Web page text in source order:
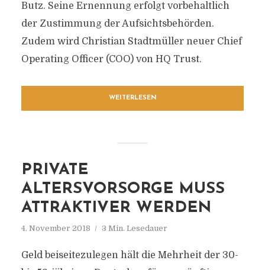
Butz. Seine Ernennung erfolgt vorbehaltlich
der Zustimmung der Aufsichtsbehörden.
Zudem wird Christian Stadtmüller neuer Chief
Operating Officer (COO) von HQ Trust.
WEITERLESEN
PRIVATE
ALTERSVORSORGE MUSS
ATTRAKTIVER WERDEN
4. November 2018 3 Min. Lesedauer
Geld beiseitezulegen hält die Mehrheit der 30-